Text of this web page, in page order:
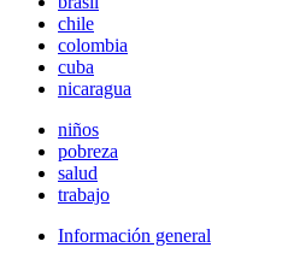
chile
colombia
cuba
nicaragua
niños
pobreza
salud
trabajo
Información general